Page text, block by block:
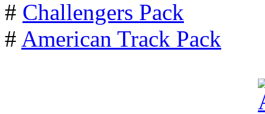
# Challengers Pack
# American Track Pack